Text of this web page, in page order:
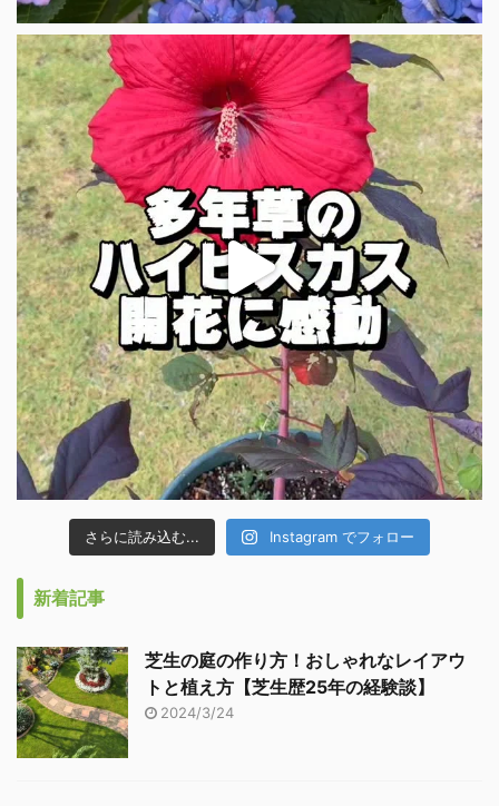
さらに読み込む... Instagram でフォロー
新着記事
芝生の庭の作り方！おしゃれなレイアウ
トと植え方【芝生歴25年の経験談】
2024/3/24